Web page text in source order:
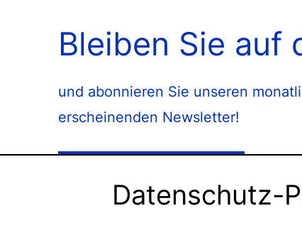
Bleiben Sie auf
und abonnieren Sie unseren
erscheinenden Newsletter!
Datenschutz-